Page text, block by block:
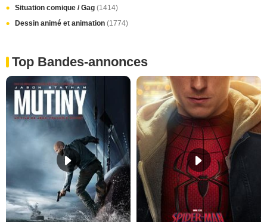
Situation comique / Gag (1414)
Dessin animé et animation (1774)
Top Bandes-annonces